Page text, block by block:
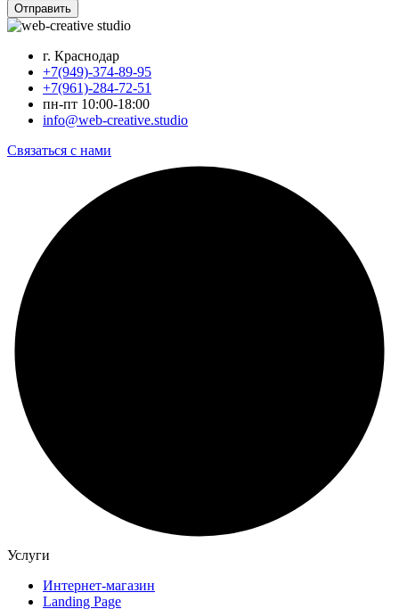
Отправить
г. Краснодар
+7(949)-374-89-95
+7(961)-284-72-51
пн-пт 10:00-18:00
info@web-creative.studio
Связаться с нами
Услуги
Интернет-магазин
Landing Page